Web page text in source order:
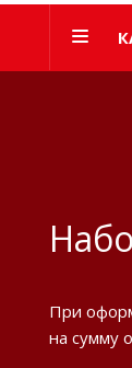
При
на сумму